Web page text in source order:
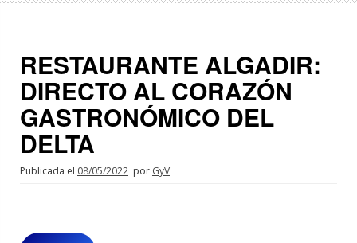
RESTAURANTE ALGADIR:
DIRECTO AL CORAZÓN
GASTRONÓMICO DEL
DELTA
Publicada el 08/05/2022 por GyV